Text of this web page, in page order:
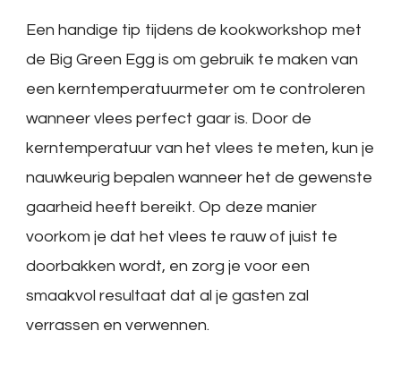
Een handige tip tijdens de kookworkshop met
de Big Green Egg is om gebruik te maken van
een kerntemperatuurmeter om te controleren
wanneer vlees perfect gaar is. Door de
kerntemperatuur van het vlees te meten, kun je
nauwkeurig bepalen wanneer het de gewenste
gaarheid heeft bereikt. Op deze manier
voorkom je dat het vlees te rauw of juist te
doorbakken wordt, en zorg je voor een
smaakvol resultaat dat al je gasten zal
verrassen en verwennen.